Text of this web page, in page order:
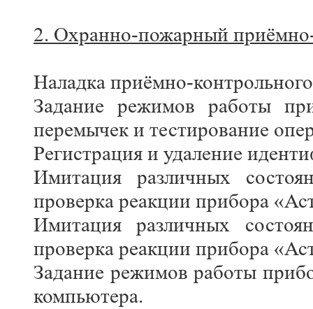
2. Охранно-пожарный
Наладка приёмно-
Задание режимов работы
перемычек и тестирование
Регистрация и удаление
Имитация различных
проверка реакции прибора
Имитация различных
проверка реакции прибора
Задание режимов работы
компьютера.